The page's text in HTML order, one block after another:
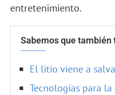
entretenimiento.
Sabemos que también
El litio viene a
Tecnologías para